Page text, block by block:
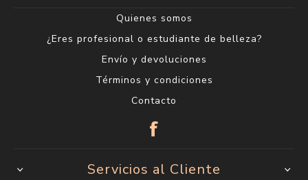
Quienes somos
¿Eres profesional o estudiante de belleza?
Envío y devoluciones
Términos y condiciones
Contacto
Servicios al Cliente